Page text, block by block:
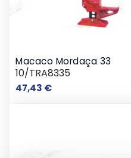
Macaco Mordaça 33
10/TRA8335
47,43 €Preço